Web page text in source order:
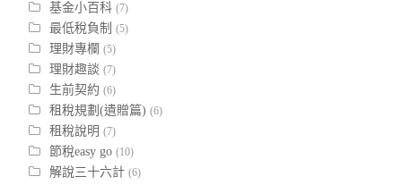
基金小百科 (7)
最低稅負制 (5)
理財專欄 (5)
理財趣談 (7)
生前契約 (6)
租稅規劃(遺贈篇) (6)
租稅說明 (7)
節稅easy go (10)
解說三十六計 (6)